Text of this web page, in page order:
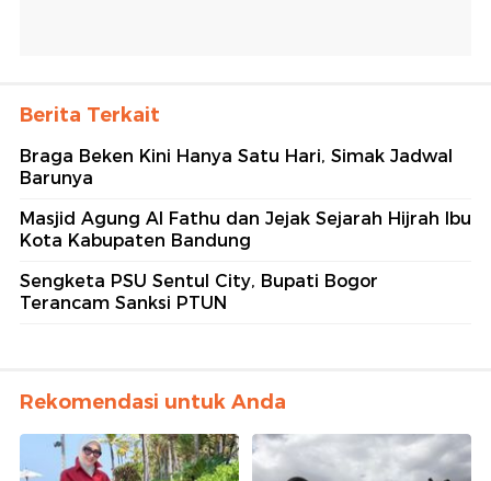
Berita Terkait
Braga Beken Kini Hanya Satu Hari, Simak Jadwal
Barunya
Masjid Agung Al Fathu dan Jejak Sejarah Hijrah Ibu
Kota Kabupaten Bandung
Sengketa PSU Sentul City, Bupati Bogor
Terancam Sanksi PTUN
Rekomendasi untuk Anda